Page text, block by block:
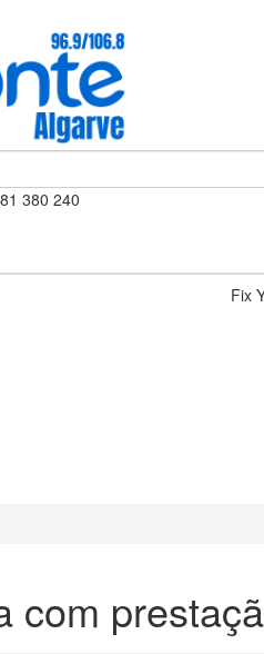
380 240
Fix
com